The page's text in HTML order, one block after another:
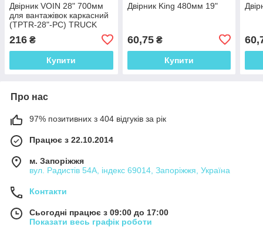
Двірник VOIN 28" 700мм
для вантажівок каркасний
(TPTR-28"-PC) TRUCK
216 ₴
Купити
Двірник King 480мм 19"
60,75₴
Купити
Про нас
97% позитивних з 404 відгуків за рік
Працює з 22.10.2014
м. Запоріжжя
вул. Радистів 54А, індекс 69014, Запоріжжя, Україна
Контакти
Сьогодні працює з 09:00 до 17:00
Показати весь графік роботи